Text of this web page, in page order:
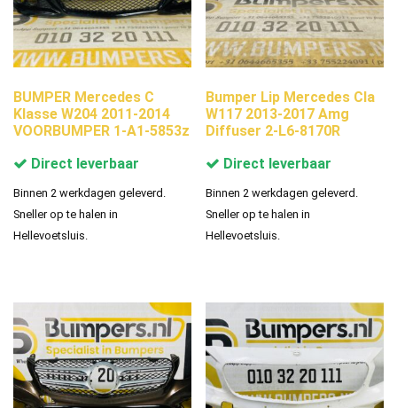
BUMPER Mercedes C
Klasse W204 2011-2014
VOORBUMPER 1-A1-5853z
Direct leverbaar
Binnen 2 werkdagen geleverd.
Sneller op te halen in
Hellevoetsluis.
Bumper Lip Mercedes Cla
W117 2013-2017 Amg
Diffuser 2-L6-8170R
Direct leverbaar
Binnen 2 werkdagen geleverd.
Sneller op te halen in
Hellevoetsluis.